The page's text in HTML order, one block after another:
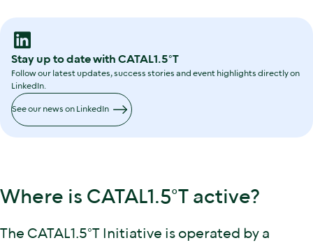
Stay up to date with CATAL1.5°T
Follow our latest updates, success stories and event highlights directly on
LinkedIn.
See our news on LinkedIn
Where is CATAL1.5°T active?
The CATAL1.5°T Initiative is operated by a